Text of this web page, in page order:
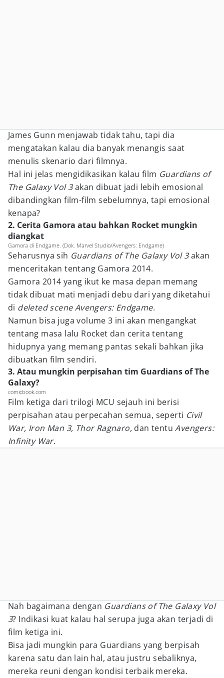
James Gunn menjawab tidak tahu, tapi dia
mengatakan kalau dia banyak menangis saat
menulis skenario dari filmnya.
Hal ini jelas mengidikasikan kalau film Guardians of
The Galaxy Vol 3akan dibuat jadi lebih emosional
dibandingkan film-film sebelumnya, tapi emosional
kenapa?
2. Cerita Gamora atau bahkan Rocket mungkin
diangkat
Gamora di Endgame. (Dok. Marvel Studio/Avengers: Endgame)
Seharusnya sih Guardians of The Galaxy Vol 3akan
menceritakan tentang Gamora 2014.
Gamora 2014 yang ikut ke masa depan memang
tidak dibuat mati menjadi debu dari yang diketahui
di deleted scene Avengers: Endgame.
Namun bisa juga volume 3 ini akan mengangkat
tentang masa lalu Rocket dan cerita tentang
hidupnya yang memang pantas sekali bahkan jika
dibuatkan film sendiri.
3. Atau mungkin perpisahan tim Guardians of The
Galaxy?
comicbook.com
Film ketiga dari trilogi MCU sejauh ini berisi
perpisahan atau perpecahan semua, seperti Civil
War, Iron Man 3, Thor Ragnaro, dan tentuAvengers:
Infinity War.
Nah bagaimana dengan Guardians of The Galaxy Vol
3? Indikasi kuat kalau hal serupa juga akan terjadi di
film ketiga ini.
Bisa jadi mungkin para Guardians yang berpisah
karena satu dan lain hal, atau justru sebaliknya,
mereka reuni dengan kondisi terbaik mereka.